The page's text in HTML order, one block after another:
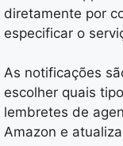
diretamente por
especificar o
As notificações
escolher quais
lembretes de
Amazon e